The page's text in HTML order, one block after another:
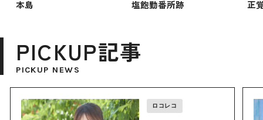
本島 塩飽勤番所跡 正
PICKUP記事
PICKUP NEWS
ロコレコ